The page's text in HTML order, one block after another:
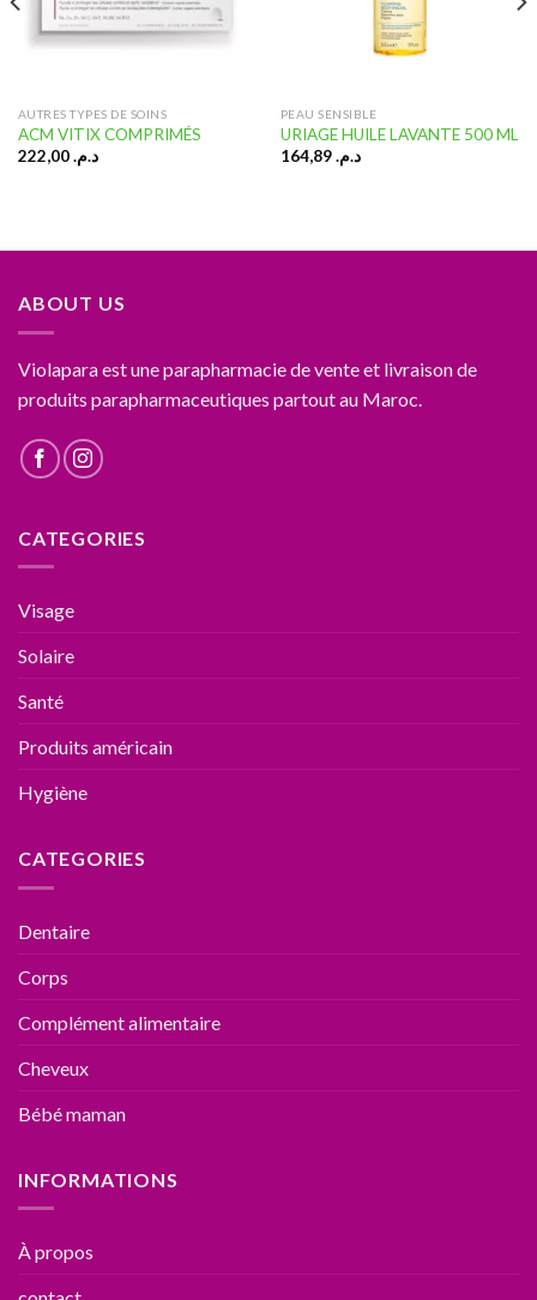
AUTRES TYPES DE SOINS
ACM VITIX COMPRIMÉS
د.م.222,00
PEAU SENSIBLE
URIAGE HUILE LAVANTE 500 ML
د.م.164,89
ABOUT US
Violapara est une parapharmacie de vente et livraison de
produits parapharmaceutiques partout au Maroc.
CATEGORIES
Visage
Solaire
Santé
Produits américain
Hygiène
CATEGORIES
Dentaire
Corps
Complément alimentaire
Cheveux
Bébé maman
INFORMATIONS
À propos